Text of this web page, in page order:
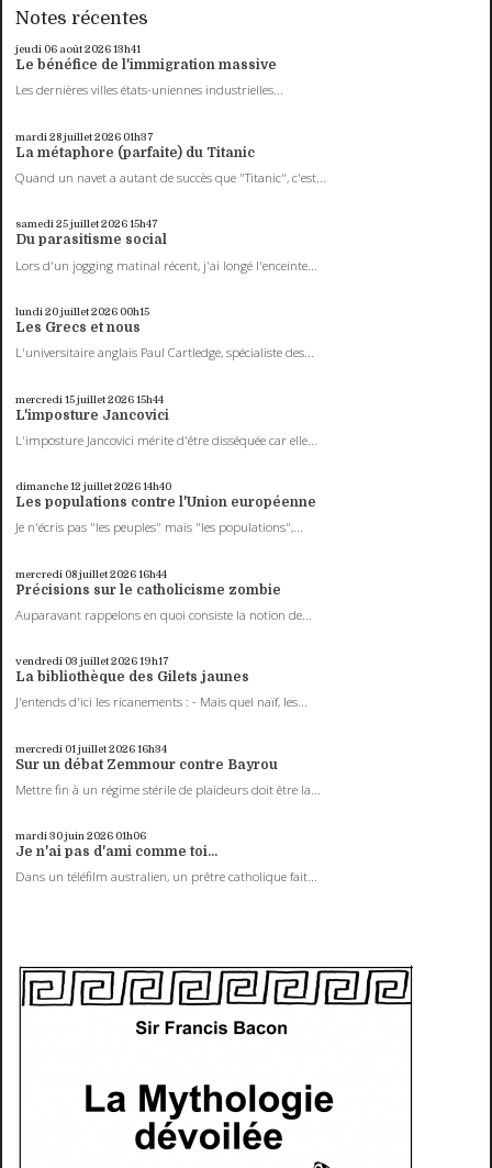
Notes récentes
jeudi 06 août 202613h41
Le bénéfice de l'immigration massive
Les dernières villes états-uniennes industrielles...
mardi 28juillet 2026 01h37
La métaphore (parfaite) du Titanic
Quand un navet a autant de succès que "Titanic", c'est...
samedi 25juillet 202615h47
Du parasitisme social
Lors d'un jogging matinal récent, j'ai longé l'enceinte...
lundi 20juillet 2026 00h15
Les Grecs et nous
L'universitaire anglais Paul Cartledge, spécialiste des...
mercredi 15juillet 202615h44
L'imposture Jancovici
L'imposture Jancovici mérite d'être disséquée car elle...
dimanche 12 juillet 202614h40
Les populations contre l'Union européenne
Je n'écris pas "les peuples" mais "les populations",...
mercredi 08juillet 202616h44
Précisions sur le catholicisme zombie
Auparavant rappelons en quoi consiste la notion de...
vendredi 03 juillet 202619h17
La bibliothèque des Gilets jaunes
J'entends d'ici les ricanements : - Mais quel naïf, les...
mercredi 01 juillet 202616h34
Sur un débat Zemmour contre Bayrou
Mettre fin à un régime stérile de plaideurs doit être la...
mardi 30juin 2026 01h06
Je n'ai pas d'ami comme toi...
Dans un téléfilm australien, un prêtre catholique fait...